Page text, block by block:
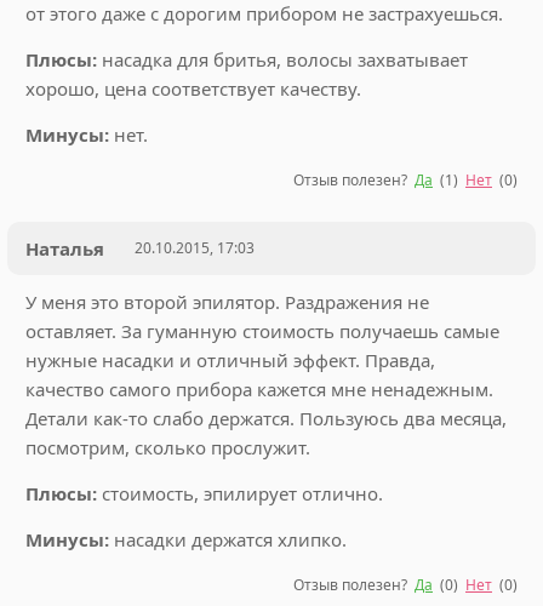
от этого даже с дорогим прибором не застрахуешься.
Плюсы: насадка для бритья, волосы захватывает
хорошо, цена соответствует качеству.
Минусы: нет.
Отзыв полезен? Да (1) Нет (0)
Наталья 20.10.2015, 17:03
У меня это второй эпилятор. Раздражения не
оставляет. За гуманную стоимость получаешь самые
нужные насадки и отличный эффект. Правда,
качество самого прибора кажется мне ненадежным.
Детали как-то слабо держатся. Пользуюсь два месяца,
посмотрим, сколько прослужит.
Плюсы: стоимость, эпилирует отлично.
Минусы: насадки держатся хлипко.
Отзыв полезен? Да (0) Нет (0)